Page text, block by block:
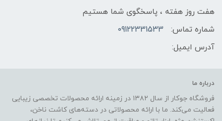
هفت روز هفته ، پاسخگوی شما هستیم
شماره تماس:
09122331533
آدرس ایمیل:
درباره ما
فروشگاه جوکار از سال ۱۳۸۲ در زمینه ارائه محصولات تخصصی زیبایی
فعالیت می‌کند. ما با ارائه محصولاتی در دسته‌های کاشت ناخن،